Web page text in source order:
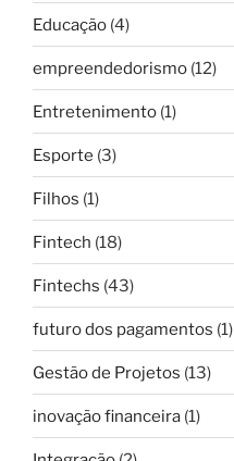
Educação (4)
empreendedorismo (12)
Entretenimento (1)
Esporte (3)
Filhos (1)
Fintech (18)
Fintechs (43)
futuro dos pagamentos (1)
Gestão de Projetos (13)
inovação financeira (1)